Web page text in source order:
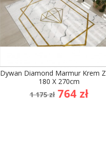
Dywan Diamond Marmur Krem
180 X 270cm
Cena
podstawowa
1 175 zł Cena
764 zł